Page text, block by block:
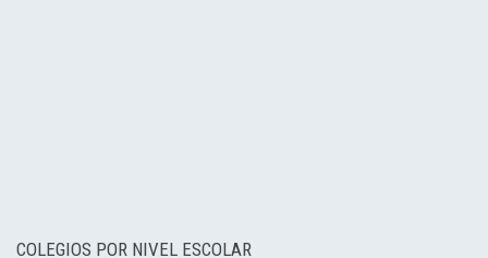
COLEGIOS POR NIVEL ESCOLAR